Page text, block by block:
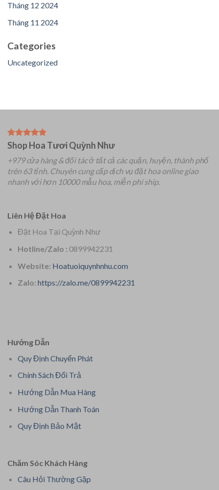
Tháng 12 2024
Tháng 11 2024
Categories
Uncategorized
Shop Hoa Tươi Quỳnh Như
+979 cửa hàng & đối tác ở tất cả các quận, huyện, thành phố
trên 63 tỉnh. Chuyên cung cấp dịch vụ đặt hoa online giao
nhanh với hơn 10000 mẫu hoa, miễn phí ship.
Liên Hệ Đặt Hoa
Đặt Hoa Tại Quỳnh Như
Hotline/Zalo : 0899942231
Website: Hoatuoiquynhnhu.com
Zalo: https://zalo.me/0899942231
Hướng Dẫn
Quy Định Chuyển Phát
Chính Sách Đổi Trả
Hướng Dẫn Mua Hàng
Hướng Dẫn Thanh Toán
Quy Định Bảo Mật
Chăm Sóc Khách Hàng
Câu Hỏi Thường Gặp